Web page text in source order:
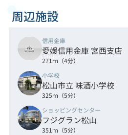
周辺施設
信用金庫
愛媛信用金庫 宮西支店
271ｍ（4分）
小学校
松山市立 味酒小学校
325ｍ（5分）
ショッピングセンター
フジグラン松山
351ｍ（5分）